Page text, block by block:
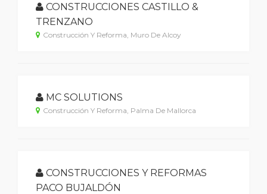
CONSTRUCCIONES CASTILLO &
TRENZANO
Construcción Y Reforma, Muro De Alcoy
MC SOLUTIONS
Construcción Y Reforma, Palma De Mallorca
CONSTRUCCIONES Y REFORMAS
PACO BUJALDÓN